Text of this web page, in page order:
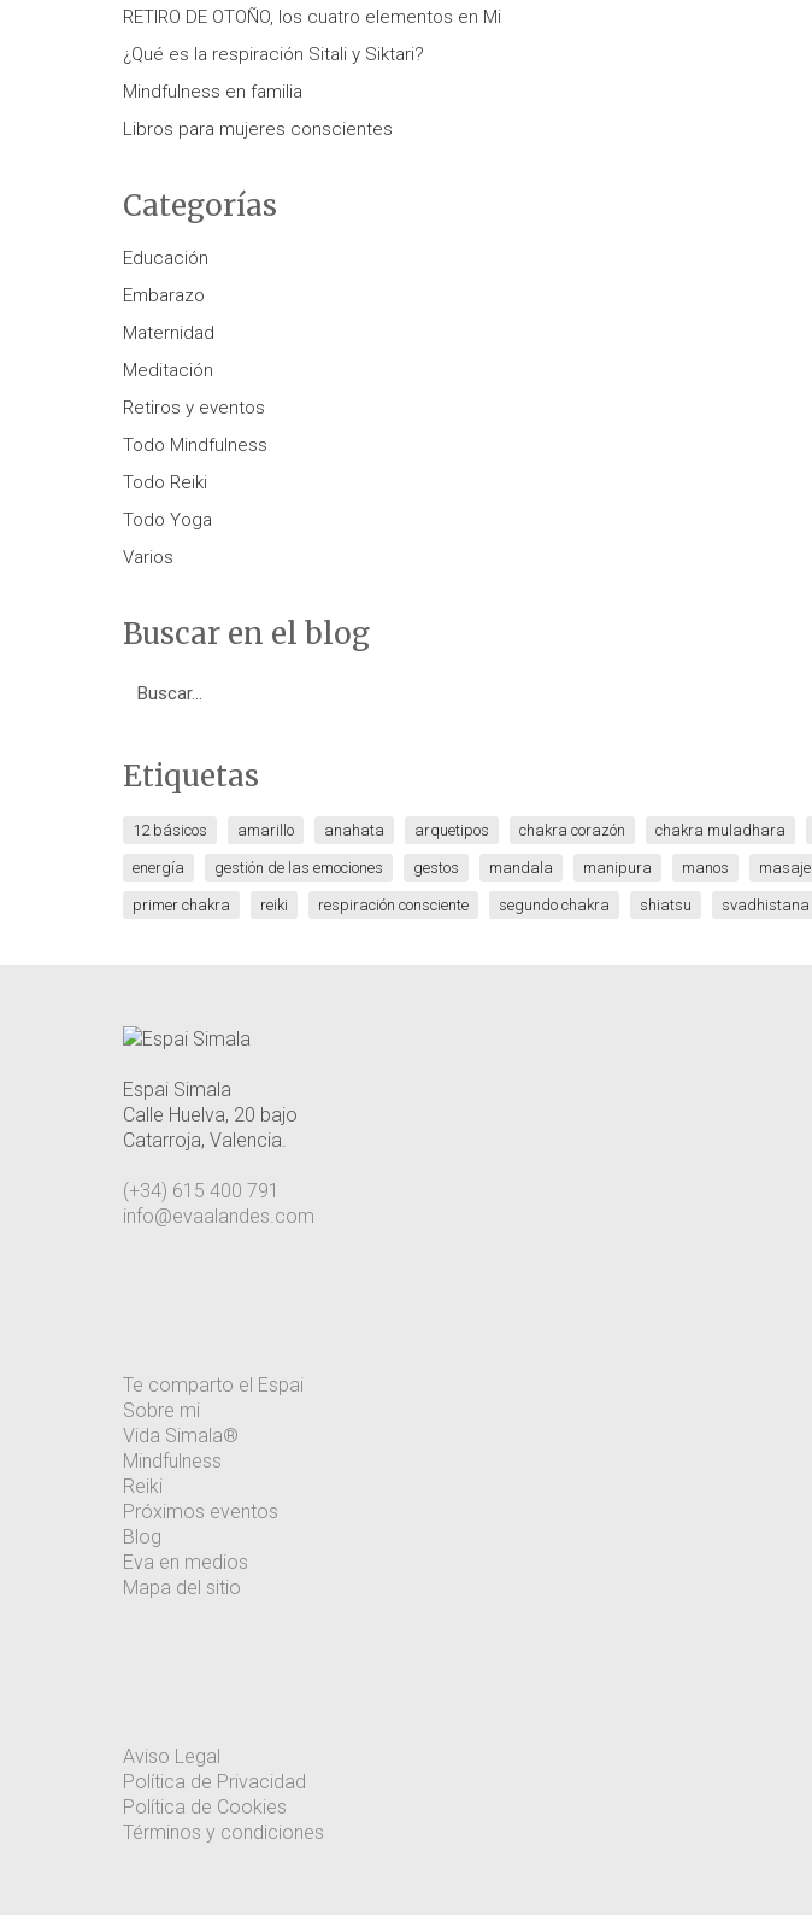
RETIRO DE OTOÑO, los cuatro elementos en Mi
¿Qué es la respiración Sitali y Siktari?
Mindfulness en familia
Libros para mujeres conscientes
Categorías
Educación
Embarazo
Maternidad
Meditación
Retiros y eventos
Todo Mindfulness
Todo Reiki
Todo Yoga
Varios
Buscar en el blog
for:
Etiquetas
12 básicos amarillo anahata arquetipos chakra corazón chakra muladhara
energía gestión de las emociones gestos mandala manipura manos masaje
primer chakra reiki respiración consciente segundo chakra shiatsu svadhistana
Espai Simala
Calle Huelva, 20 bajo
Catarroja, Valencia.
(+34) 615 400 791
info@evaalandes.com
Te comparto el Espai
Sobre mi
Vida Simala®
Mindfulness
Reiki
Próximos eventos
Blog
Eva en medios
Mapa del sitio
Aviso Legal
Política de Privacidad
Política de Cookies
Términos y condiciones